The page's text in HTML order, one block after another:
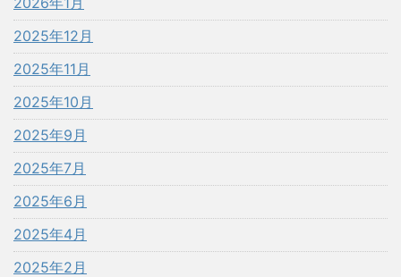
2025年12月
2025年11月
2025年10月
2025年9月
2025年7月
2025年6月
2025年4月
2025年2月